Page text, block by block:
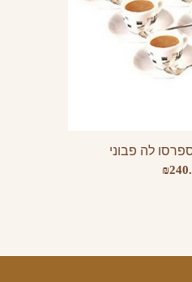
לה פבוני
₪